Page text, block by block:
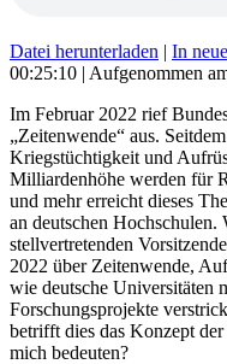
Datei herunterladen | In
00:25:10 | Aufgenommen
Im Februar 2022 rief
„Zeitenwende“ aus.
Kriegstüchtigkeit und
Milliardenhöhe werden für
und mehr erreicht dieses
an deutschen Hochschulen.
stellvertretenden
2022 über Zeitenwende,
wie deutsche Universitäten
Forschungsprojekte
betrifft dies das Konzept
mich bedeuten?